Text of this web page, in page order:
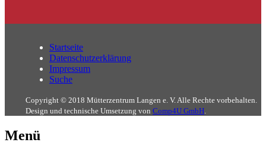
Startseite
Datenschutzerklärung
Impressum
Suche
Copyright © 2018 Mütterzentrum Langen e. V. Alle Rechte vorbehalten.
Design und technische Umsetzung von Comp4U GmbH.
Menü